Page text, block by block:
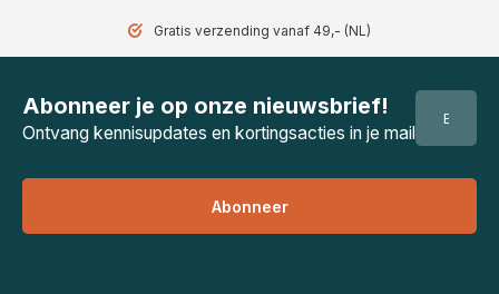
Gratis verzending vanaf 49,- (NL)
Abonneer je op onze nieuwsbrief!
Ontvang kennisupdates en kortingsacties in je mail
Abonneer